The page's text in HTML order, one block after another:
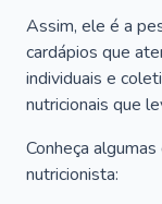
Assim, ele é a
cardápios que
individuais e
nutricionais que
Conheça
nutricionista: